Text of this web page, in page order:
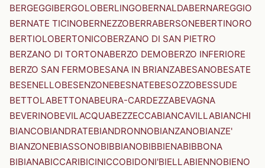
BERGEGGIBERGOLOBERLINGOBERNALDABERNAREGGIO
BERNATE TICINOBERNEZZOBERRABERSONEBERTINORO
BERTIOLOBERTONICOBERZANO DI SAN PIETRO
BERZANO DI TORTONABERZO DEMOBERZO INFERIORE
BERZO SAN FERMOBESANA IN BRIANZABESANOBESATE
BESENELLOBESENZONEBESNATEBESOZZOBESSUDE
BETTOLABETTONABEURA-CARDEZZABEVAGNA
BEVERINOBEVILACQUABEZZECCABIANCAVILLABIANCHI
BIANCOBIANDRATEBIANDRONNOBIANZANOBIANZE'
BIANZONEBIASSONOBIBBIANOBIBBIENABIBBONA
BIBIANABICCARIBICINICCOBIDONI'BIELLABIENNOBIENO